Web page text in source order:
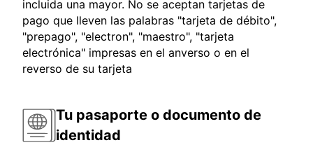
incluida una mayor. No se aceptan tarjetas de
pago que lleven las palabras "tarjeta de débito",
"prepago", "electron", "maestro", "tarjeta
electrónica" impresas en el anverso o en el
reverso de su tarjeta
Tu pasaporte o documento de
identidad